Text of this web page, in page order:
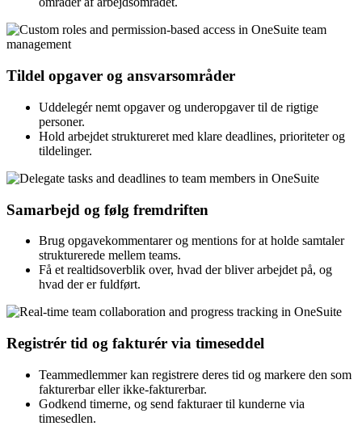
Tildel opgaver og ansvarsområder
Uddelegér nemt opgaver og underopgaver til de rigtige
personer.
Hold arbejdet struktureret med klare deadlines, prioriteter og
tildelinger.
Samarbejd og følg fremdriften
Brug opgavekommentarer og mentions for at holde samtaler
strukturerede mellem teams.
Få et realtidsoverblik over, hvad der bliver arbejdet på, og
hvad der er fuldført.
Registrér tid og fakturér via timeseddel
Teammedlemmer kan registrere deres tid og markere den som
fakturerbar eller ikke-fakturerbar.
Godkend timerne, og send fakturaer til kunderne via
timesedlen.